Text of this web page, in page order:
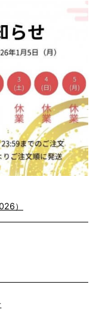
シルエットの美しさ
。
）